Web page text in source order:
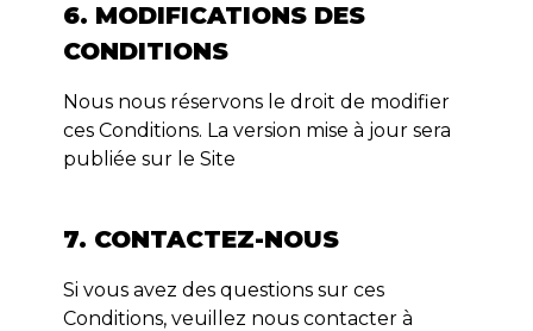
6. MODIFICATIONS DES
CONDITIONS
Nous nous réservons le droit de modifier
ces Conditions. La version mise à jour sera
publiée sur le Site
7. CONTACTEZ-NOUS
Si vous avez des questions sur ces
Conditions, veuillez nous contacter à